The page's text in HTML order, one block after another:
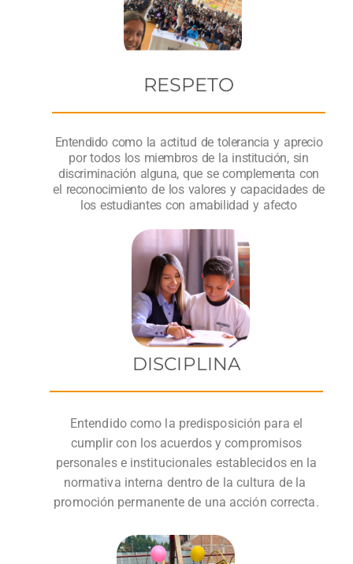
RESPETO
Entendido como la actitud de tolerancia y aprecio
por todos los miembros de la institución, sin
discriminación alguna, que se complementa con
el reconocimiento de los valores y capacidades de
los estudiantes con amabilidad y afecto
DISCIPLINA
Entendido como la predisposición para el
cumplir con los acuerdos y compromisos
personales e institucionales establecidos en la
normativa interna dentro de la cultura de la
promoción permanente de una acción correcta.